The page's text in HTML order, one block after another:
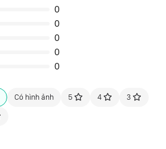
0
0
0
0
0
Có hình ảnh 5 4 3